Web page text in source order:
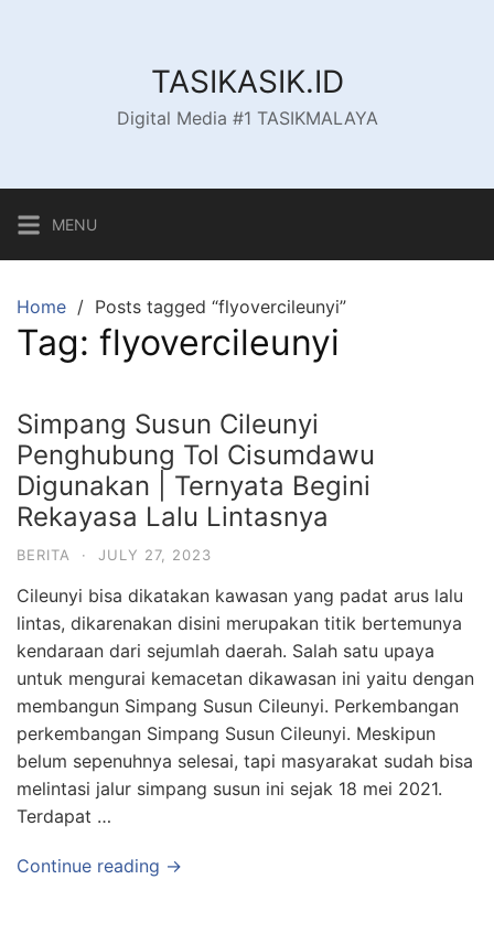
TASIKASIK.ID
Digital Media #1 TASIKMALAYA
MENU
Home Posts tagged “flyovercileunyi”
Tag: flyovercileunyi
Simpang Susun Cileunyi
Penghubung Tol Cisumdawu
Digunakan | Ternyata Begini
Rekayasa Lalu Lintasnya
BERITA · JULY 27, 2023
Cileunyi bisa dikatakan kawasan yang padat arus lalu
lintas, dikarenakan disini merupakan titik bertemunya
kendaraan dari sejumlah daerah. Salah satu upaya
untuk mengurai kemacetan dikawasan ini yaitu dengan
membangun Simpang Susun Cileunyi. Perkembangan
perkembangan Simpang Susun Cileunyi. Meskipun
belum sepenuhnya selesai, tapi masyarakat sudah bisa
melintasi jalur simpang susun ini sejak 18 mei 2021.
Terdapat …
Continue reading →